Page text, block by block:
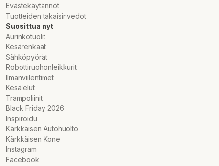
Evästekäytännöt
Tuotteiden takaisinvedot
Suosittua nyt
Aurinkotuolit
Kesärenkaat
Sähköpyörät
Robottiruohonleikkurit
Ilmanviilentimet
Kesälelut
Trampoliinit
Black Friday 2026
Inspiroidu
Kärkkäisen Autohuolto
Kärkkäisen Kone
Instagram
Facebook